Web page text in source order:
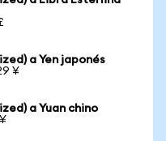
a Yen japonés
¥
a Yuan chino